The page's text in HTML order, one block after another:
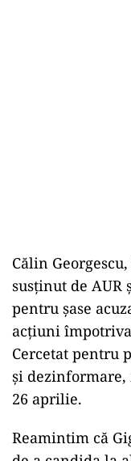
Călin
susținut de AUR
pentru șase
acțiuni
Cercetat pentru
și
26 aprilie.
Reamintim că